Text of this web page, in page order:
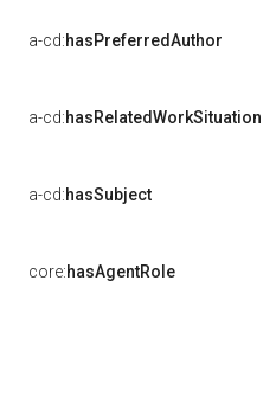
a-cd:hasPreferredAuthor
a-cd:hasRelatedWorkSituation
a-cd:hasSubject
core:hasAgentRole